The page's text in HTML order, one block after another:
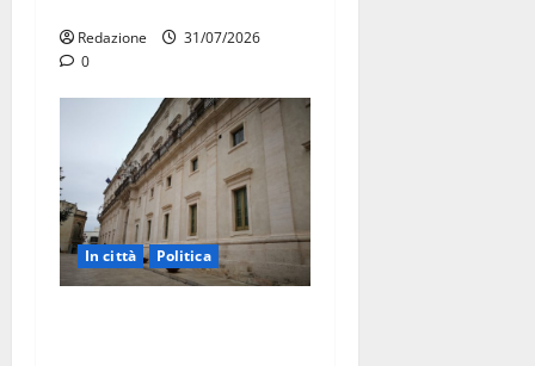
Redazione
31/07/2026
0
In città Politica